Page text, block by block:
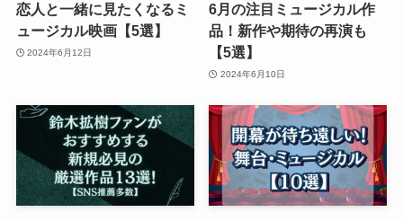
恋人と一緒に見たくなるミ
ュージカル映画【5選】
2024年6月12日
6月の注目ミュージカル作
品！新作や期待の再演も
【5選】
2024年6月10日